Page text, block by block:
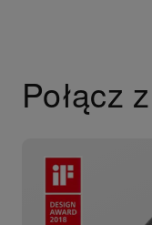
Połącz z